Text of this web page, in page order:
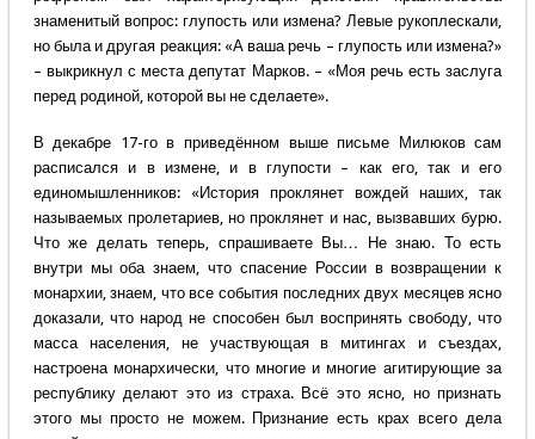
знаменитый вопрос: глупость или измена? Левые рукоплескали,
но была и другая реакция: «А ваша речь – глупость или измена?»
– выкрикнул с места депутат Марков. – «Моя речь есть заслуга
перед родиной, которой вы не сделаете».
В декабре 17-го в приведённом выше письме Милюков сам
расписался и в измене, и в глупости – как его, так и его
единомышленников: «История проклянет вождей наших, так
называемых пролетариев, но проклянет и нас, вызвавших бурю.
Что же делать теперь, спрашиваете Вы… Не знаю. То есть
внутри мы оба знаем, что спасение России в возвращении к
монархии, знаем, что все события последних двух месяцев ясно
доказали, что народ не способен был воспринять свободу, что
масса населения, не участвующая в митингах и съездах,
настроена монархически, что многие и многие агитирующие за
республику делают это из страха. Всё это ясно, но признать
этого мы просто не можем. Признание есть крах всего дела